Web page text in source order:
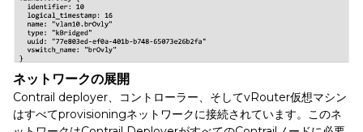
ネットワークの展開
Contrail deployer、コントローラー、そしてvRouter仮想マシン
はすべてprovisioningネットワークに接続されています。このネ